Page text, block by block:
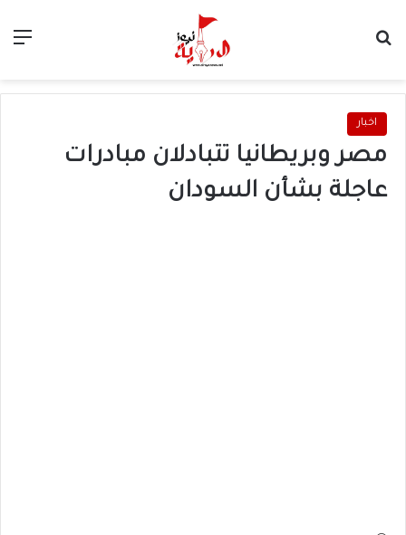
اخبار
مصر وبريطانيا تتبادلان مبادرات
عاجلة بشأن السودان